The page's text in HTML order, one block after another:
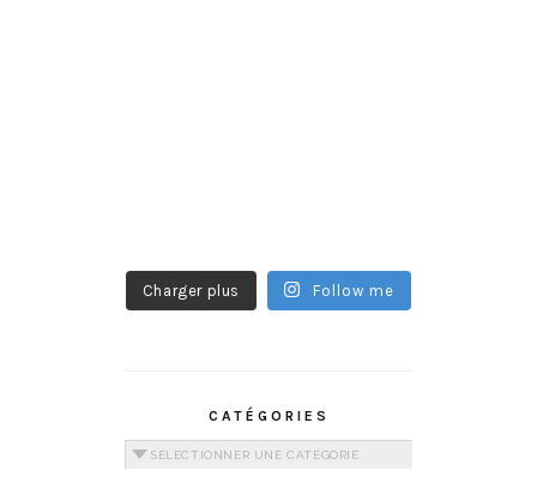
Charger plus Follow me
CATÉGORIES
Catégories